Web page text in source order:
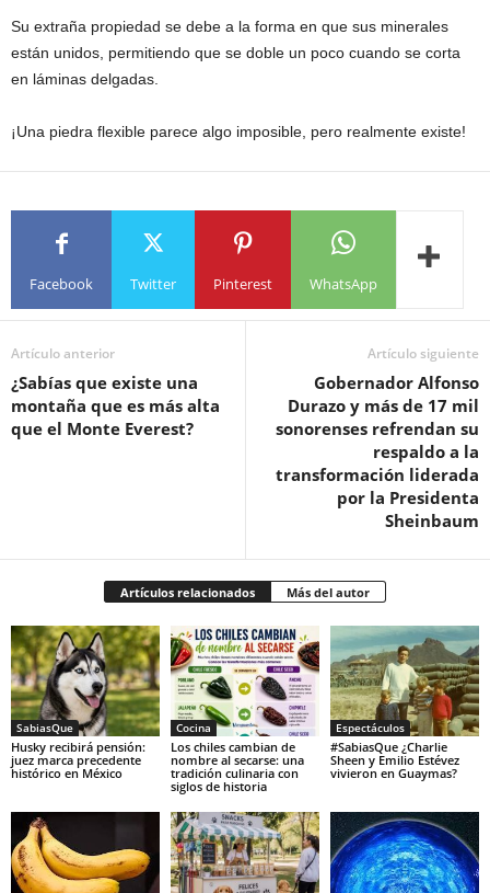
Su extraña propiedad se debe a la forma en que sus minerales
están unidos, permitiendo que se doble un poco cuando se corta
en láminas delgadas.
¡Una piedra flexible parece algo imposible, pero realmente existe!
Facebook Twitter Pinterest WhatsApp
Artículo anterior
¿Sabías que existe una
montaña que es más alta
que el Monte Everest?
Artículo siguiente
Gobernador Alfonso
Durazo y más de 17 mil
sonorenses refrendan su
respaldo a la
transformación liderada
por la Presidenta
Sheinbaum
Artículos relacionados Más del autor
SabiasQue
Husky recibirá pensión:
juez marca precedente
histórico en México
Cocina
Los chiles cambian de
nombre al secarse: una
tradición culinaria con
siglos de historia
Espectáculos
#SabiasQue ¿Charlie
Sheen y Emilio Estévez
vivieron en Guaymas?